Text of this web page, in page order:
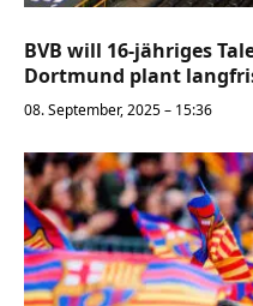
BVB will 16-jähriges
Dortmund plant
08. September, 2025 – 15:36